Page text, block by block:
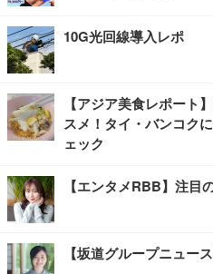
10G光回線導入レポ
【アジア美食レポート
スメ！タイ・バンコク
ェック
【エンタメRBB】注目
【坂道グループニュー